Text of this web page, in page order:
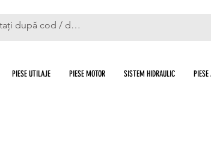
PIESE UTILAJE PIESE MOTOR SISTEM HIDRAULIC